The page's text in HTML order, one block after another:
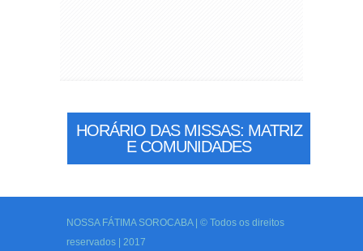
HORÁRIO DAS MISSAS: MATRIZ
E COMUNIDADES
NOSSA FÁTIMA SOROCABA | © Todos os direitos
reservados | 2017